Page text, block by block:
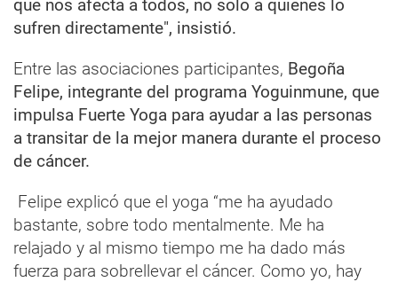
que nos afecta a todos, no solo a quienes lo
sufren directamente", insistió.
Entre las asociaciones participantes, Begoña
Felipe, integrante del programa Yoguinmune, que
impulsa Fuerte Yoga para ayudar a las personas
a transitar de la mejor manera durante el proceso
de cáncer.
Felipe explicó que el yoga “me ha ayudado
bastante, sobre todo mentalmente. Me ha
relajado y al mismo tiempo me ha dado más
fuerza para sobrellevar el cáncer. Como yo, hay